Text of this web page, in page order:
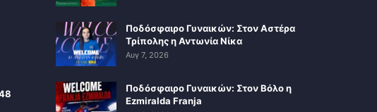
Ποδόσφαιρο Γυναικών: Στον Αστέρα
Τρίπολης η Αντωνία Νίκα
Αυγ 7, 2026
Ποδόσφαιρο Γυναικών: Στον Βόλο η
Ezmiralda Franja